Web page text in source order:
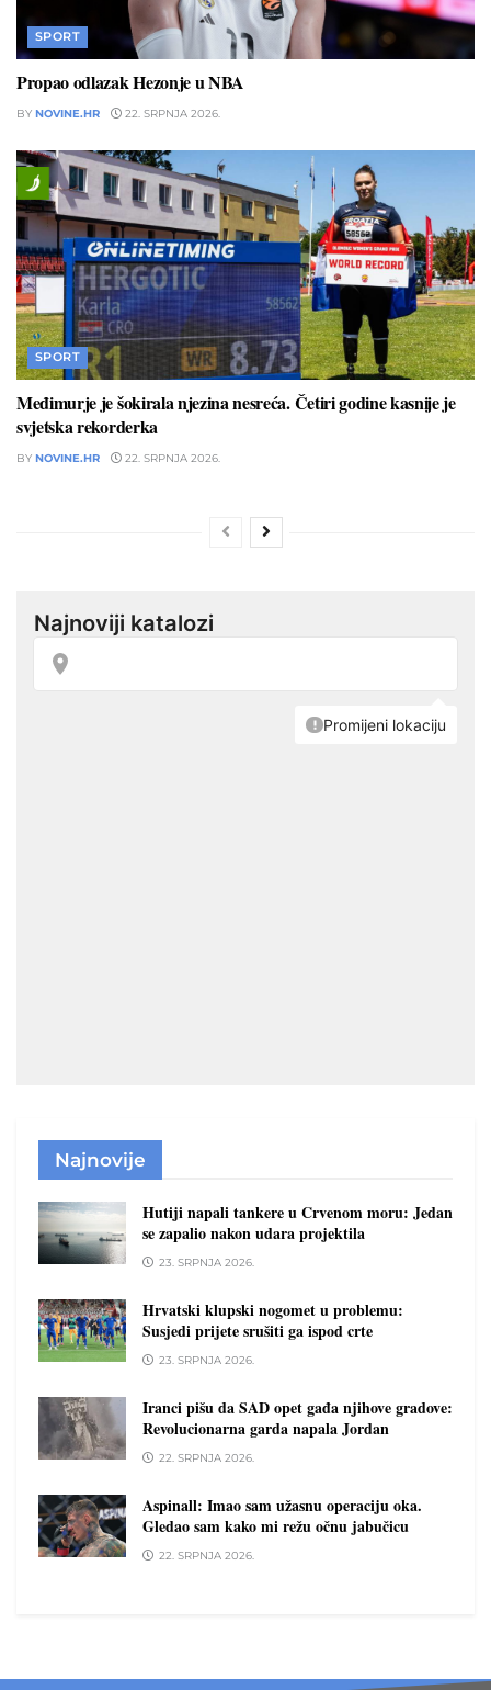
SPORT
Propao odlazak Hezonje u NBA
BY NOVINE.HR 22. SRPNJA 2026.
SPORT
Međimurje je šokirala njezina nesreća. Četiri godine kasnije je
svjetska rekorderka
BY NOVINE.HR 22. SRPNJA 2026.
Najnovije
Hutiji napali tankere u Crvenom moru: Jedan
se zapalio nakon udara projektila
23. SRPNJA 2026.
Hrvatski klupski nogomet u problemu:
Susjedi prijete srušiti ga ispod crte
23. SRPNJA 2026.
Iranci pišu da SAD opet gađa njihove gradove:
Revolucionarna garda napala Jordan
22. SRPNJA 2026.
Aspinall: Imao sam užasnu operaciju oka.
Gledao sam kako mi režu očnu jabučicu
22. SRPNJA 2026.